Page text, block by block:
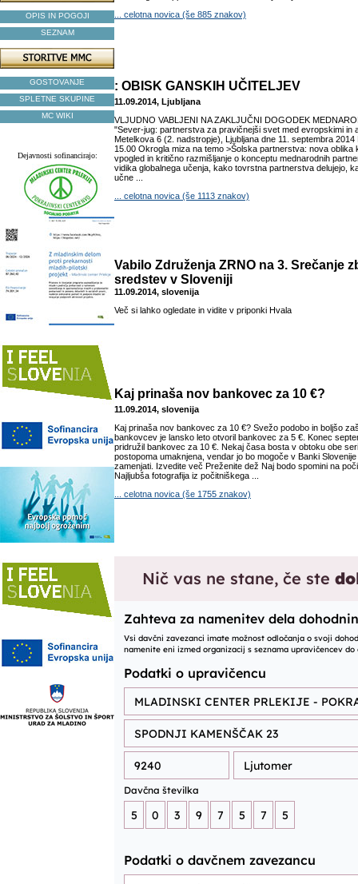
OPIS IN POGOJI
SEZNAM
GOSTOVANJE
SPLETNE SKUPINE
MC WIKI
Dejavnosti sofinancirajo:
... celotna novica (še 885 znakov)
: OBISK GANSKIH UČITELJEV
11.09.2014, Ljubljana
VLJUDNO VABLJENI NA ZAKLJUČNI DOGODEK
"Sever-jug: partnerstva za pravičnejši svet med evropskimi in
Metelkova 6 (2. nadstropje), Ljubljana dne 11. septembra
15.00 Okrogla miza na temo >Šolska partnerstva: nova oblika
vpogled in kritično razmišljanje o konceptu mednarodnih
vidika globalnega učenja, kako tovrstna partnerstva delujejo,
učne ...
... celotna novica (še 1113 znakov)
Vabilo Združenja ZRNO na 3. Srečanje
sredstev v Sloveniji
11.09.2014, slovenija
Več si lahko ogledate in vidite v priponki Hvala
Kaj prinaša nov bankovec za 10 €?
11.09.2014, slovenija
Kaj prinaša nov bankovec za 10 €? Svežo podobo in boljšo
bankovcev je lansko leto otvoril bankovec za 5 €. Konec
pridružil bankovec za 10 €. Nekaj časa bosta v obtoku obe
postopoma umaknjena, vendar jo bo mogoče v Banki
zamenjati. Izvedite več Preženite dež Naj bodo spomini na
Najljubša fotografija iz počitniškega ...
... celotna novica (še 1755 znakov)